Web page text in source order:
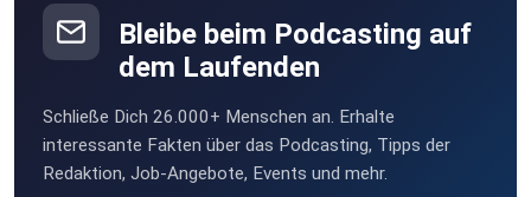
Bleibe beim Podcasting auf
dem Laufenden
Schließe Dich 26.000+ Menschen an. Erhalte
interessante Fakten über das Podcasting, Tipps der
Redaktion, Job-Angebote, Events und mehr.